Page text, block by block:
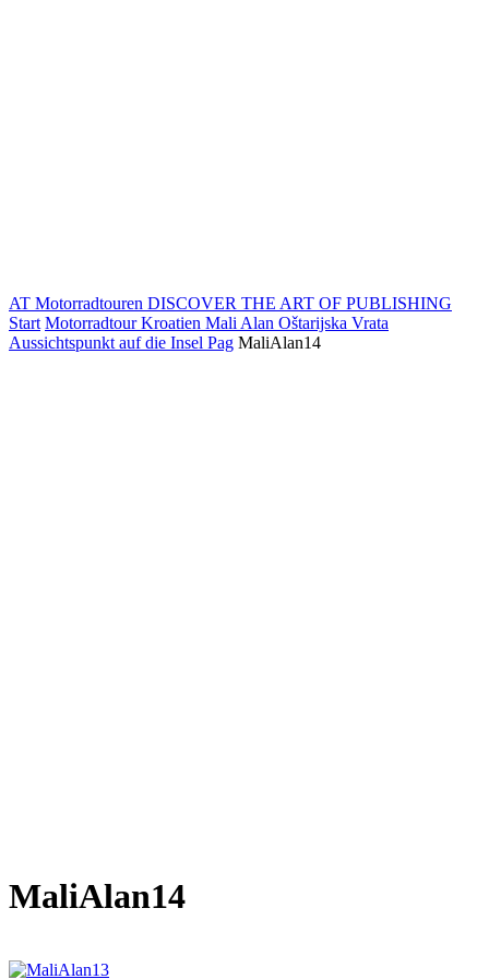
AT Motorradtouren DISCOVER THE ART OF PUBLISHING
Start Motorradtour Kroatien Mali Alan Oštarijska Vrata
Aussichtspunkt auf die Insel Pag MaliAlan14
MaliAlan14